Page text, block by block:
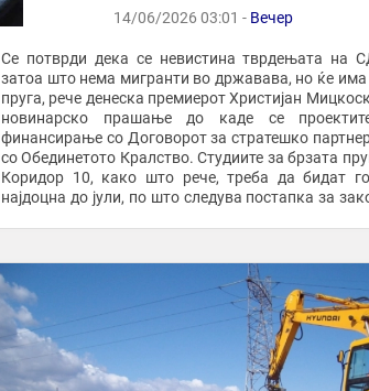
14/06/2026 03:01 - Вечер
Се потврди дека се невистина тврдењата на
затоа што нема мигранти во државава, но ќе има
пруга, рече денеска премиерот Христијан
новинарско прашање до каде се
финансирање со Договорот за стратешко
со Обединетото Кралство. Студиите за брзата пруга на
Коридор 10, како што рече, треба да бидат
најдоцна до јули, по што следува постапка за